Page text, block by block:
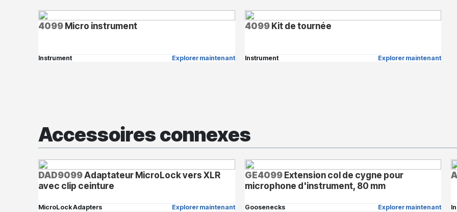
4099Micro instrument
Instrument Explorer maintenant
4099Kit de tournée
Instrument Explorer maintenant
Accessoires connexes
DAD9099Adaptateur MicroLock vers XLR
avec clip ceinture
MicroLock Adapters Explorer maintenant
GE4099Extension col de cygne pour
microphone d'instrument, 80 mm
Goosenecks Explorer maintenant